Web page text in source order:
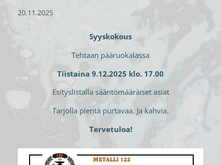
20.11.2025
Syyskokous
Tehtaan pääruokalassa
Tiistaina 9.12.2025 klo. 17.00
Esityslistalla sääntömääräiset asiat
Tarjolla pientä purtavaa. Ja kahvia.
Tervetuloa!